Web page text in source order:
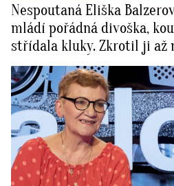
Nespoutaná Eliška
mládí pořádná divoška,
střídala kluky. Zkrotil ji až